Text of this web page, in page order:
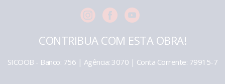
CONTRIBUA COM ESTA OBRA!
SICOOB - Banco: 756 | Agência: 3070 | Conta Corrente: 79915-7